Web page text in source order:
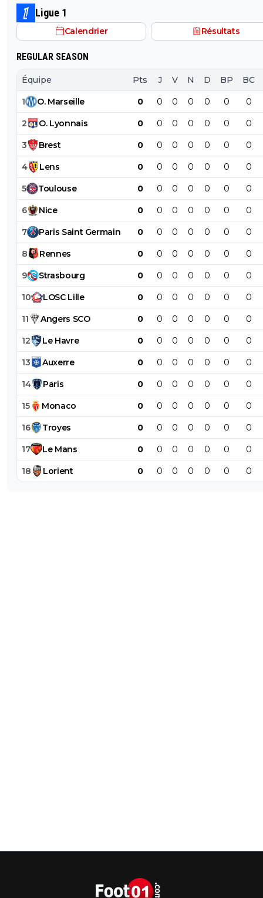
Ligue 1
Calendrier Résultats
REGULAR SEASON
Équipe Pts J V N D BP BC
1 O. Marseille 0 0 0 0 0 0 0
2 O. Lyonnais 0 0 0 0 0 0 0
3 Brest 0 0 0 0 0 0 0
4 Lens 0 0 0 0 0 0 0
5 Toulouse 0 0 0 0 0 0 0
6 Nice 0 0 0 0 0 0 0
7 Paris Saint Germain 0 0 0 0 0 0 0
8 Rennes 0 0 0 0 0 0 0
9 Strasbourg 0 0 0 0 0 0 0
10 LOSC Lille 0 0 0 0 0 0 0
11 Angers SCO 0 0 0 0 0 0 0
12 Le Havre 0 0 0 0 0 0 0
13 Auxerre 0 0 0 0 0 0 0
14 Paris 0 0 0 0 0 0 0
15 Monaco 0 0 0 0 0 0 0
16 Troyes 0 0 0 0 0 0 0
17 Le Mans 0 0 0 0 0 0 0
18 Lorient 0 0 0 0 0 0 0